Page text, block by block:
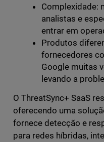
Complexidade:
analistas e
entrar em
Produtos
fornecedores
Google muitas
levando a
O ThreatSync+ SaaS
oferecendo uma
fornece detecção e
para redes híbridas,